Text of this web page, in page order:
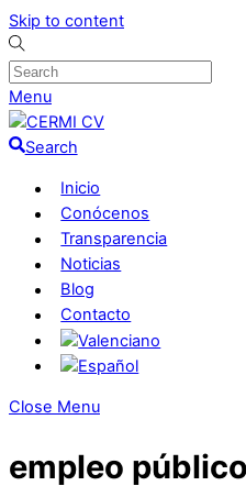
Skip to content
Menu
Search
Inicio
Conócenos
Transparencia
Noticias
Blog
Contacto
Close Menu
empleo público